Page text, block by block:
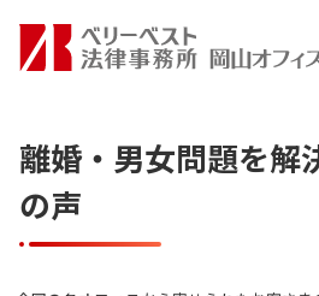
離婚・男女問題を解
の声